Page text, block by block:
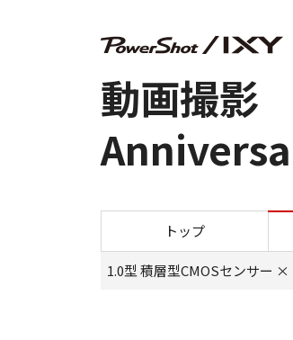
動画撮影
トップ
1.0型 積層型CMOSセンサー ×